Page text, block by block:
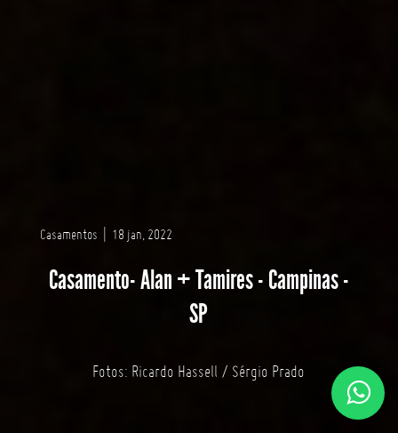
Casamentos 18 jan, 2022
Casamento- Alan + Tamires - Campinas -
SP
Fotos: Ricardo Hassell / Sérgio Prado